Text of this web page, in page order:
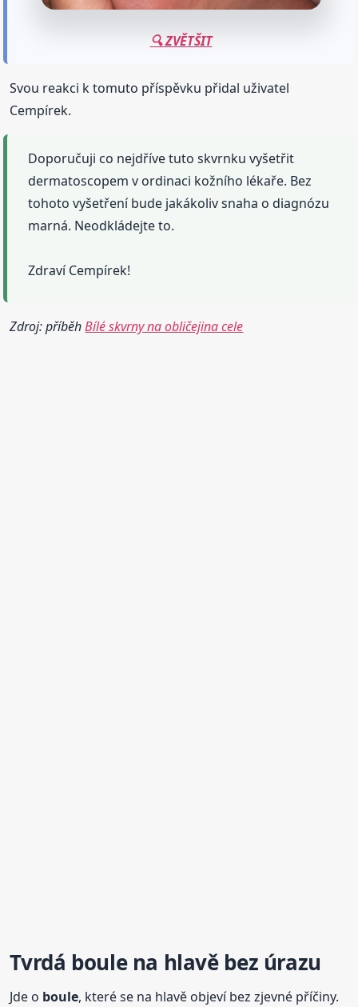
🔍 ZVĚTŠIT
Svou reakci k tomuto příspěvku přidal uživatel
Cempírek.
Doporučuji co nejdříve tuto skvrnku vyšetřit
dermatoscopem v ordinaci kožního lékaře. Bez
tohoto vyšetření bude jakákoliv snaha o diagnózu
marná. Neodkládejte to.
Zdraví Cempírek!
Zdroj: příběhBílé skvrny na obličejina cele
Tvrdá boulena hlavě bez úrazu
Jde o boule, které se na hlavě objeví bez zjevné příčiny.